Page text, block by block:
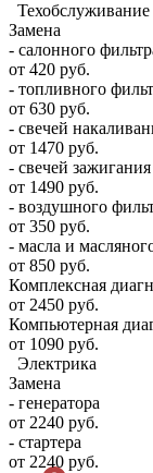
Техобслуживание
Замена
- салонного
от 420 руб.
- топливного
от 630 руб.
- свечей
от 1470 руб.
- свечей
от 1490 руб.
- воздушного
от 350 руб.
- масла и
от 850 руб.
Комплексная
от 2450 руб.
Компьютерная
от 1090 руб.
Электрика
Замена
- генератора
от 2240 руб.
- стартера
от 2240 руб.